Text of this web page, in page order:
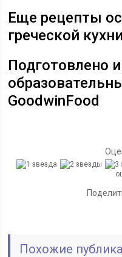
Еще рецепты
греческой кухни
Подготовлено
GoodwinFood
Похожие